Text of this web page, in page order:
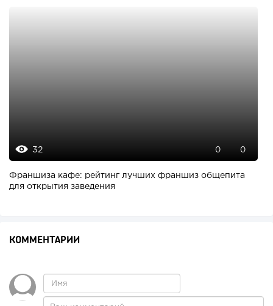
32 0 0
Франшиза кафе: рейтинг лучших франшиз общепита
для открытия заведения
КОММЕНТАРИИ